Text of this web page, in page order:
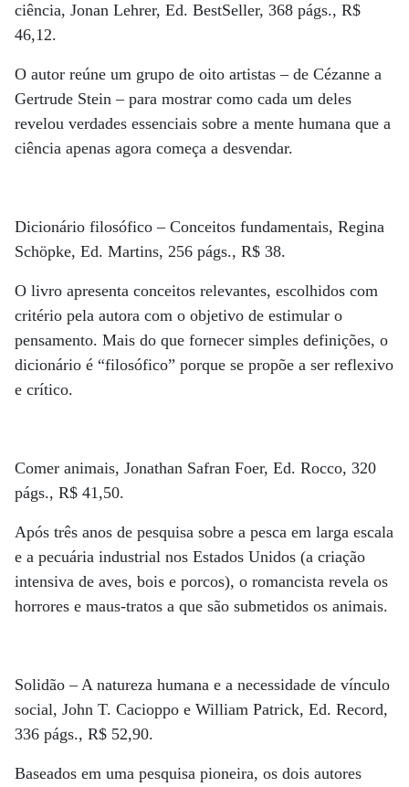
ciência, Jonan Lehrer, Ed. BestSeller, 368 págs., R$
46,12.
O autor reúne um grupo de oito artistas – de Cézanne a
Gertrude Stein – para mostrar como cada um deles
revelou verdades essenciais sobre a mente humana que a
ciência apenas agora começa a desvendar.
Dicionário filosófico – Conceitos fundamentais, Regina
Schöpke, Ed. Martins, 256 págs., R$ 38.
O livro apresenta conceitos relevantes, escolhidos com
critério pela autora com o objetivo de estimular o
pensamento. Mais do que fornecer simples definições, o
dicionário é “filosófico” porque se propõe a ser reflexivo
e crítico.
Comer animais, Jonathan Safran Foer, Ed. Rocco, 320
págs., R$ 41,50.
Após três anos de pesquisa sobre a pesca em larga escala
e a pecuária industrial nos Estados Unidos (a criação
intensiva de aves, bois e porcos), o romancista revela os
horrores e maus-tratos a que são submetidos os animais.
Solidão – A natureza humana e a necessidade de vínculo
social, John T. Cacioppo e William Patrick, Ed. Record,
336 págs., R$ 52,90.
Baseados em uma pesquisa pioneira, os dois autores